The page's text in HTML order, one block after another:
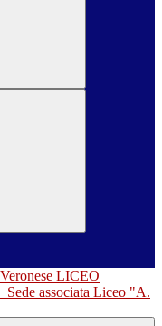
LICEO
Sede associata Liceo "A.